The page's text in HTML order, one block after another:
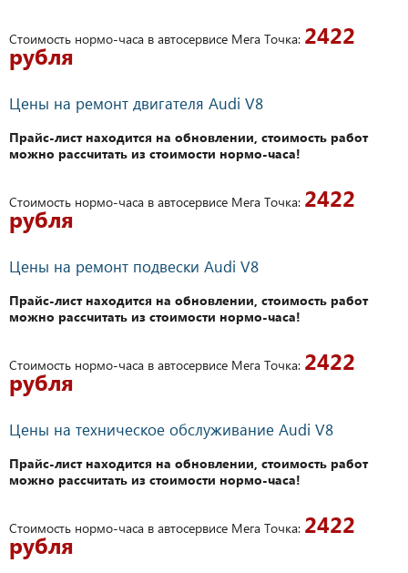
Стоимость нормо-часа в автосервисе Мега Точка: 2422
рубля
Цены на ремонт двигателя Audi V8
Прайс-лист находится на обновлении, стоимость работ
можно рассчитать из стоимости нормо-часа!
Стоимость нормо-часа в автосервисе Мега Точка: 2422
рубля
Цены на ремонт подвески Audi V8
Прайс-лист находится на обновлении, стоимость работ
можно рассчитать из стоимости нормо-часа!
Стоимость нормо-часа в автосервисе Мега Точка: 2422
рубля
Цены на техническое обслуживание Audi V8
Прайс-лист находится на обновлении, стоимость работ
можно рассчитать из стоимости нормо-часа!
Стоимость нормо-часа в автосервисе Мега Точка: 2422
рубля